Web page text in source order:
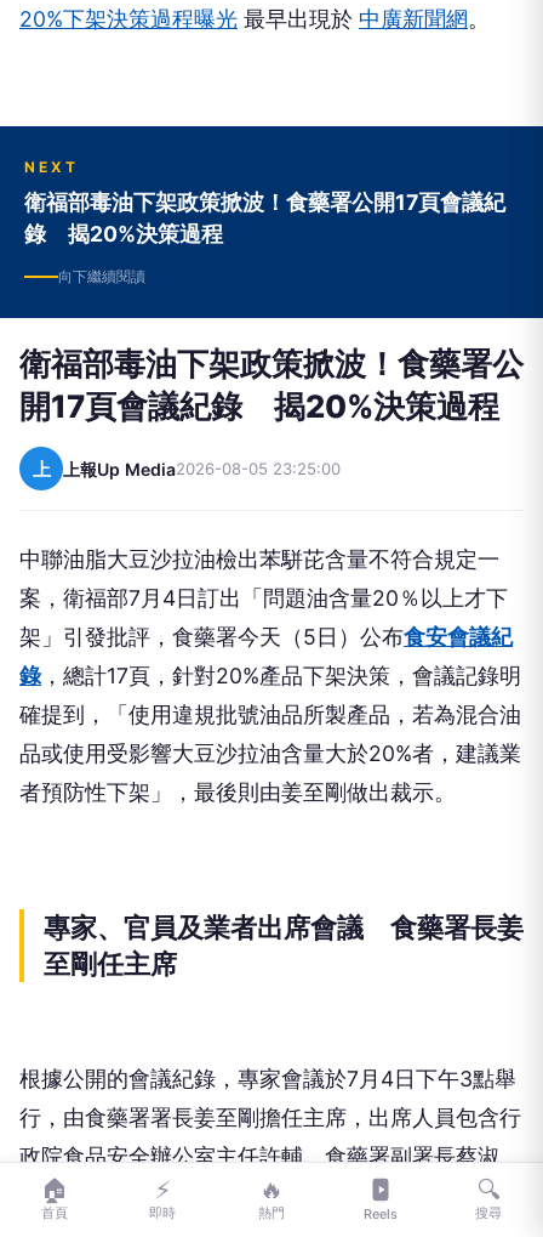
20%下架決策過程曝光 最早出現於 中廣新聞網。
NEXT
衛福部毒油下架政策掀波！食藥署公開17頁會議紀
錄 揭20%決策過程
向下繼續閱讀
衛福部毒油下架政策掀波！食藥署公
開17頁會議紀錄 揭20%決策過程
上 上報Up Media2026-08-05 23:25:00
中聯油脂大豆沙拉油檢出苯駢芘含量不符合規定一
案，衛福部7月4日訂出「問題油含量20％以上才下
架」引發批評，食藥署今天（5日）公布食安會議紀
錄，總計17頁，針對20%產品下架決策，會議記錄明
確提到，「使用違規批號油品所製產品，若為混合油
品或使用受影響大豆沙拉油含量大於20%者，建議業
者預防性下架」，最後則由姜至剛做出裁示。
專家、官員及業者出席會議 食藥署長姜
至剛任主席
根據公開的會議紀錄，專家會議於7月4日下午3點舉
行，由食藥署署長姜至剛擔任主席，出席人員包含行
政院食品安全辦公室主任許輔、食藥署副署長蔡淑
貞，食品組組長許朝凱、中區管理中心主任林旭陽及
🏠
首頁
⚡
即時
🔥
熱門 Reels
🔍
搜尋